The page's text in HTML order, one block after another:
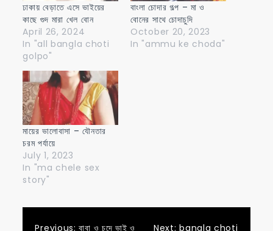
ঢাকায় বেড়াতে এসে ভাইয়ের
কাছে গুদ মারা খেল বোন
April 26, 2024
In "all bangla choti
golpo"
বাংলা চোদার গল্প – মা ও
বোনের সাথে চোদাচুদি
October 20, 2023
In "ammu ke choda"
মায়ের ভালোবাসা – যৌনতার
চরম পর্যায়ে
July 1, 2023
In "ma chele sex
story"
Previous: বাবা ও চুদে ভাই ও
Next: bangla choti